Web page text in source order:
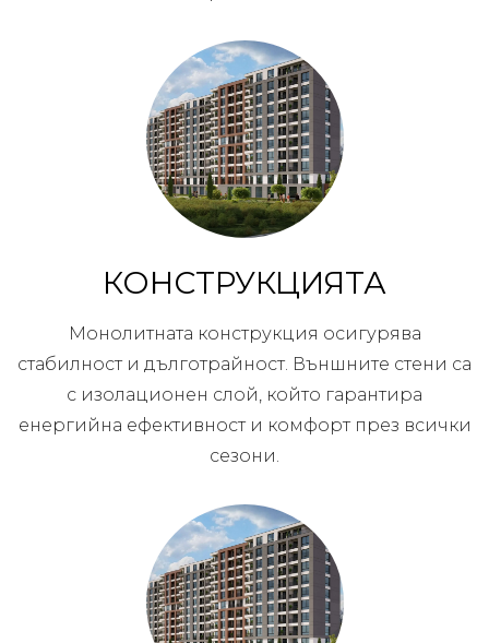
КОНСТРУКЦИЯТА
Монолитната конструкция осигурява
стабилност и дълготрайност. Външните стени са
с изолационен слой, който гарантира
енергийна ефективност и комфорт през всички
сезони.